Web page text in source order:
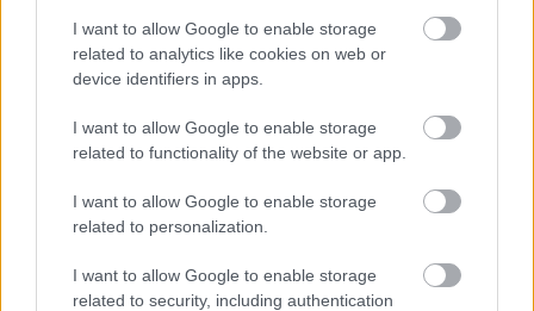
I want to allow Google to enable storage
related to analytics like cookies on web or
device identifiers in apps.
I want to allow Google to enable storage
related to functionality of the website or app.
I want to allow Google to enable storage
related to personalization.
I want to allow Google to enable storage
related to security, including authentication
Pamätník troch odbojov:
staré murivo aj unikátny
príbeh jednej českej rodiny
KOMENTÁRE Pridať komentár